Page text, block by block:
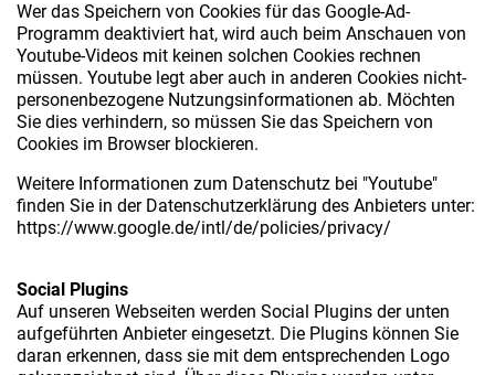
Wer das Speichern von Cookies für das Google-Ad-
Programm deaktiviert hat, wird auch beim Anschauen von
Youtube-Videos mit keinen solchen Cookies rechnen
müssen. Youtube legt aber auch in anderen Cookies nicht-
personenbezogene Nutzungsinformationen ab. Möchten
Sie dies verhindern, so müssen Sie das Speichern von
Cookies im Browser blockieren.
Weitere Informationen zum Datenschutz bei "Youtube"
finden Sie in der Datenschutzerklärung des Anbieters unter:
https://www.google.de/intl/de/policies/privacy/
Social Plugins
Auf unseren Webseiten werden Social Plugins der unten
aufgeführten Anbieter eingesetzt. Die Plugins können Sie
daran erkennen, dass sie mit dem entsprechenden Logo